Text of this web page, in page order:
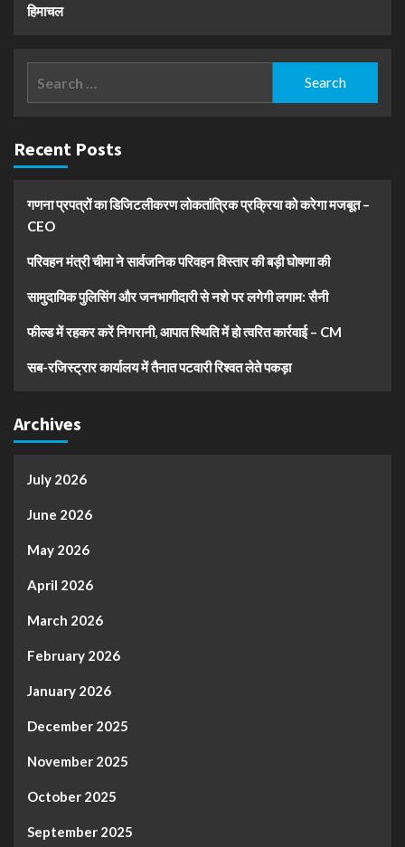
हिमाचल
Recent Posts
गणना प्रपत्रों का डिजिटलीकरण लोकतांत्रिक प्रक्रिया को करेगा मजबूत –
CEO
परिवहन मंत्री चीमा ने सार्वजनिक परिवहन विस्तार की बड़ी घोषणा की
सामुदायिक पुलिसिंग और जनभागीदारी से नशे पर लगेगी लगाम: सैनी
फील्ड में रहकर करें निगरानी, आपात स्थिति में हो त्वरित कार्रवाई – CM
सब-रजिस्ट्रार कार्यालय में तैनात पटवारी रिश्वत लेते पकड़ा
Archives
July 2026
June 2026
May 2026
April 2026
March 2026
February 2026
January 2026
December 2025
November 2025
October 2025
September 2025